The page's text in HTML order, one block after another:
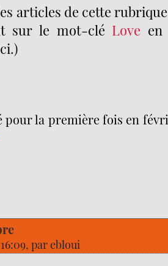
articles de cette
sur le mot-clé Love
pour la première fois en
parebloui